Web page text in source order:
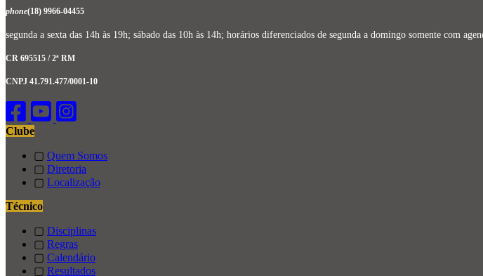
phone(18) 9966-04455
segunda a sexta das 14h às 19h; sábado das 10h às 14h; horários diferenciados de segunda a domingo somente com
CR 695515 / 2ª RM
CNPJ 41.791.477/0001-10
Clube
▢ Quem Somos
▢ Diretoria
▢ Localização
Técnico
▢ Disciplinas
▢ Regras
▢ Calendário
▢ Resultados